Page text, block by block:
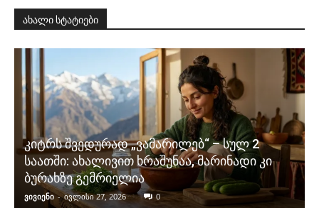
ახალი სტატიები
კიტრს შვედურად „ვამარილებ“ – სულ 2
საათში: ახალივით ხრაშუნაა, მარინადი კი
ბურახზე გემრიელია
ვივიენი - ივლისი 27, 2026 0